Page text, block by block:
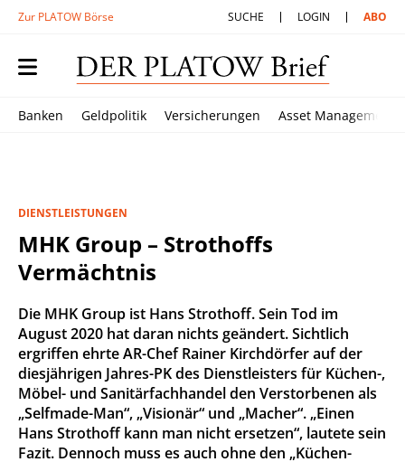
Zur PLATOW Börse SUCHE LOGIN ABO
Banken Geldpolitik Versicherungen Asset Management
DIENSTLEISTUNGEN
MHK Group – Strothoffs
Vermächtnis
Die MHK Group ist Hans Strothoff. Sein Tod im
August 2020 hat daran nichts geändert. Sichtlich
ergriffen ehrte AR-Chef Rainer Kirchdörfer auf der
diesjährigen Jahres-PK des Dienstleisters für Küchen-,
Möbel- und Sanitärfachhandel den Verstorbenen als
„Selfmade-Man“, „Visionär“ und „Macher“. „Einen
Hans Strothoff kann man nicht ersetzen“, lautete sein
Fazit. Dennoch muss es auch ohne den „Küchen-